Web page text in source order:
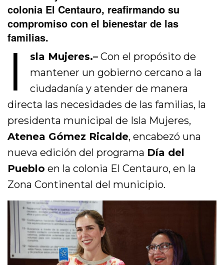
colonia El Centauro, reafirmando su
compromiso con el bienestar de las
familias.
I sla Mujeres.–Con el propósito de
mantener un gobierno cercano a la
ciudadanía y atender de manera
directa las necesidades de las familias, la
presidenta municipal de Isla Mujeres,
Atenea Gómez Ricalde, encabezó una
nueva edición del programa Día del
Pueblo en la colonia El Centauro, en la
Zona Continental del municipio.